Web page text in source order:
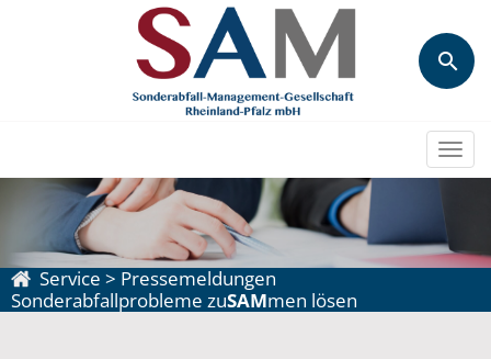
Service > Pressemeldungen
Sonderabfallprobleme zuSAMmen lösen